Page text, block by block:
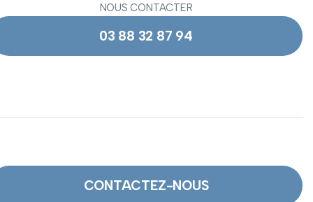
NOUS CONTACTER
03 88 32 87 94
CONTACTEZ-NOUS